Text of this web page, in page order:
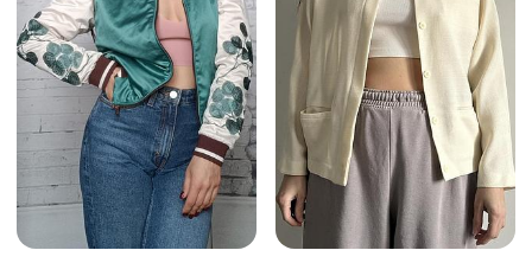
1199 грн
0
1079 грн з 11 серп
Куртка курточка ветровка
вітрівка джинсова брендові
атласна
700 грн 10
Вовняний бомбер піджак
куртка
34 і ще 1